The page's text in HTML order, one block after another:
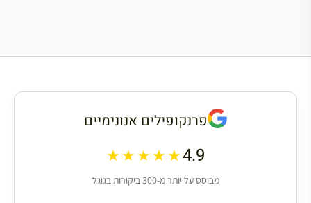
פרנקופילים אנונימיים
4.9
★★★★★
מבוסס על יותר מ-300 ביקורות בגוגל